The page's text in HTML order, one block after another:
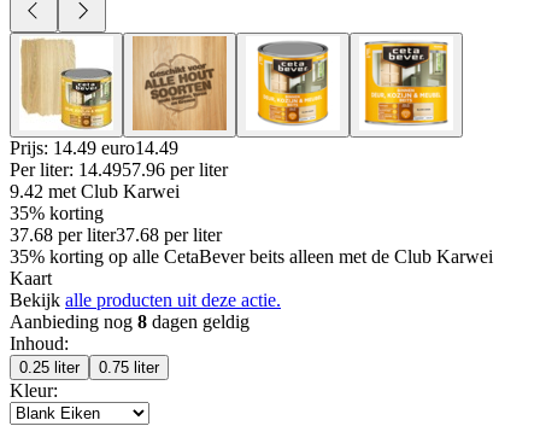
Prijs: 14.49 euro14.49
Per liter: 14.4957.96 per liter
9.42 met Club Karwei
35% korting
37.68 per liter37.68 per liter
35% korting op alle CetaBever beits alleen met de Club Karwei
Kaart
Bekijk alle producten uit deze actie.
Aanbieding nog 8 dagen geldig
Inhoud:
0.25 liter 0.75 liter
Kleur: